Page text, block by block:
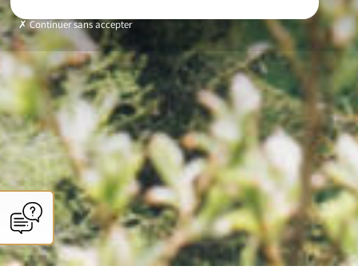
Continuer sans accepter